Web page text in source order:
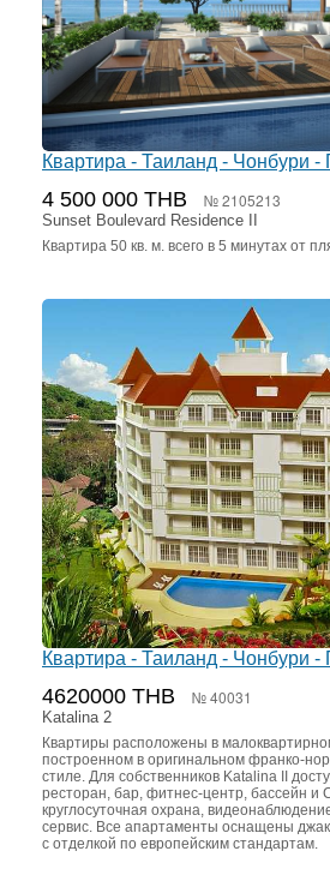
Квартира - Таиланд - Чонбури -
4 500 000 THB № 2105213
Sunset Boulevard Residence II
Квартира 50 кв. м. всего в 5 минутах от
Квартира - Таиланд - Чонбури -
4620000 THB № 40031
Katalina 2
Квартиры расположены в
построенном в оригинальном франко-
стиле. Для собственников Katalina II
ресторан, бар, фитнес-центр, бассейн и
круглосуточная охрана,
сервис. Все апартаменты оснащены
с отделкой по европейским стандартам.